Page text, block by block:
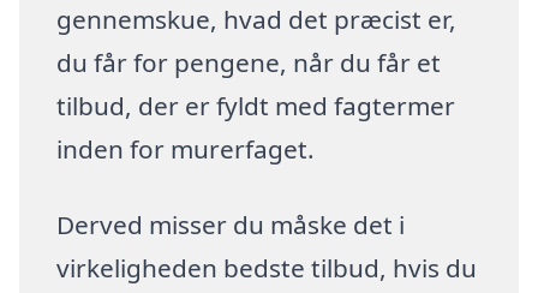
gennemskue, hvad det præcist er,
du får for pengene, når du får et
tilbud, der er fyldt med fagtermer
inden for murerfaget.
Derved misser du måske det i
virkeligheden bedste tilbud, hvis du